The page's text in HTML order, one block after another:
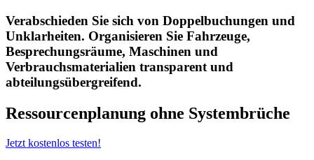
Verabschieden Sie sich von Doppelbuchungen und
Unklarheiten. Organisieren Sie Fahrzeuge,
Besprechungsräume, Maschinen und
Verbrauchsmaterialien transparent und
abteilungsübergreifend.
Ressourcenplanung ohne Systembrüche
Jetzt kostenlos testen!